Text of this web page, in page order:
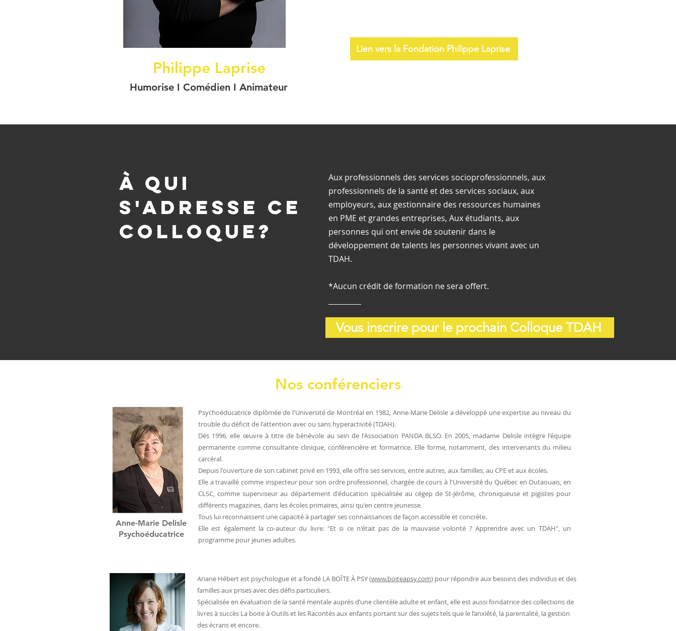
Philippe Laprise
Lien vers la Fondation Philippe Laprise
Humorise I Comédien I Animateur
à qui
s'adresse ce
colloque?
Aux professionnels des services socioprofessionnels, aux
professionnels de la santé et des services sociaux, aux
employeurs, aux gestionnairedes ressources humaines
en PME et grandes entreprises, Aux étudiants, aux
personnes qui ont envie de soutenir dans le
développement de talents les personnes vivant avec un
TDAH.
*Aucun crédit de formation ne sera offert.
Vous inscrire pour le prochain Colloque TDAH
Nos conférenciers
Anne-Marie Delisle
Psychoéducatrice
Psychoéducatrice diplômée de l'Université de Montréal en 1982, Anne-Marie Delisle a développé une expertise au niveau du
trouble du déficit de l'attention avec ou sans hyperactivité (TDAH).
Dès 1996, elle œuvre à titre de bénévole au sein de l'Association PANDA BLSO. En 2005, madame Delisle intègre l'équipe
permanente comme consultante clinique, conférencière et formatrice. Elle forme, notamment, des intervenants du milieu
carcéral.
Depuis l'ouverture de son cabinet privé en 1993, elle offre ses services, entre autres, aux familles, au CPE et aux écoles.
Elle a travaillé comme inspecteur pour son ordre professionnel, chargée de cours à l'Université du Québec en Outaouais, en
CLSC, comme superviseur au département d'éducation spécialisée au cégep de St-Jérôme, chroniqueuse et pigistes pour
différents magazines, dans les écoles primaires, ainsi qu'en centre jeunesse.
Tous lui reconnaissent une capacité à partager ses connaissances de façon accessible et concrète.
Elle est également la co-auteur du livre: "Et si ce n'était pas de la mauvaise volonté ? Apprendre avec un TDAH", un
programme pour jeunes adultes.
Ariane Hébert est psychologue et a fondé LA BOÎTE À PSY (www.boiteapsy.com) pour répondre aux besoins des individus et des
familles aux prises avec des défis particuliers.
Spécialisée en évaluation de la santé mentale auprès d’une clientèle adulte et enfant, elle est aussi fondatrice des collections de
livres à succès La boite à Outils et les Racontés aux enfants portant sur des sujets tels que le l’anxiété, la parentalité, la gestion
des écrans et encore.